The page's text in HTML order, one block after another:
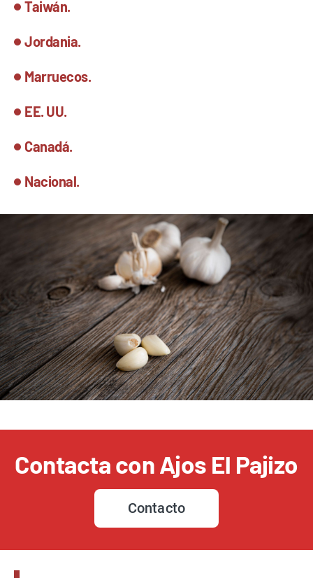
Taiwán.
Jordania.
Marruecos.
EE. UU.
Canadá.
Nacional.
Contacta con Ajos El Pajizo
Contacto